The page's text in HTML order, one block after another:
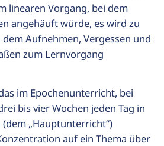
linearen Vorgang, bei dem
angehäuft würde, es wird zu
Aufnehmen, Vergessen und
zum Lernvorgang
im Epochenunterricht, bei
bis vier Wochen jeden Tag in
„Hauptunterricht“)
auf ein Thema über